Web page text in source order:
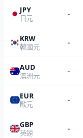
JPY
日元
-
KRW
韓國元
-
AUD
澳洲元
-
EUR
歐元
-
GBP
英鎊
-